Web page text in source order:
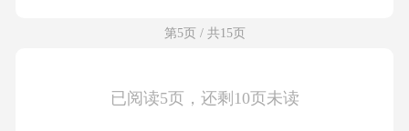
第5页 / 共15页
已阅读5页，还剩10页未读